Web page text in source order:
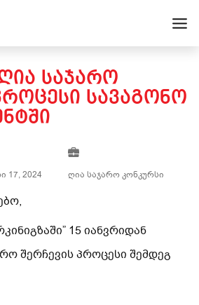
ᲡᲐᲯᲐᲠᲝ
ᲡᲐᲕᲐᲒᲝᲜᲝ
17, 2024 ღია საჯარო კონკურსი
15 იანვრიდან
შერჩევის პროცესი შემდეგ